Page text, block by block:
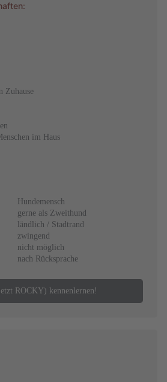
Zuhause
im Haus
Hundemensch
gerne als Zweithund
ländlich / Stadtrand
zwingend
nicht möglich
nach Rücksprache
ROCKY) kennenlernen!